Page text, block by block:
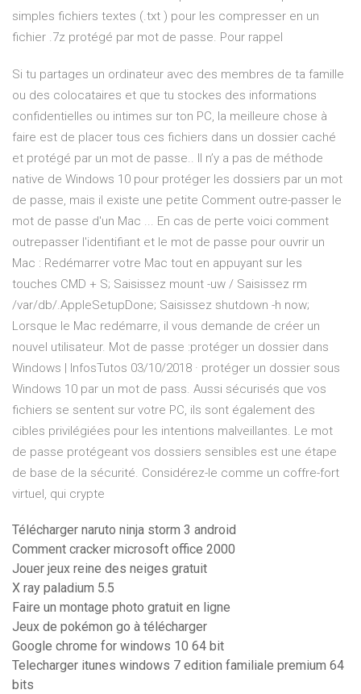
simples fichiers textes (.txt ) pour les compresser en un
fichier .7z protégé par mot de passe. Pour rappel
Si tu partages un ordinateur avec des membres de ta famille
ou des colocataires et que tu stockes des informations
confidentielles ou intimes sur ton PC, la meilleure chose à
faire est de placer tous ces fichiers dans un dossier caché
et protégé par un mot de passe.. Il n’y a pas de méthode
native de Windows 10 pour protéger les dossiers par un mot
de passe, mais il existe une petite Comment outre-passer le
mot de passe d'un Mac ... En cas de perte voici comment
outrepasser l'identifiant et le mot de passe pour ouvrir un
Mac : Redémarrer votre Mac tout en appuyant sur les
touches CMD + S; Saisissez mount -uw / Saisissez rm
/var/db/.AppleSetupDone; Saisissez shutdown -h now;
Lorsque le Mac redémarre, il vous demande de créer un
nouvel utilisateur. Mot de passe :protéger un dossier dans
Windows | InfosTutos 03/10/2018 · protéger un dossier sous
Windows 10 par un mot de pass. Aussi sécurisés que vos
fichiers se sentent sur votre PC, ils sont également des
cibles privilégiées pour les intentions malveillantes. Le mot
de passe protégeant vos dossiers sensibles est une étape
de base de la sécurité. Considérez-le comme un coffre-fort
virtuel, qui crypte
Télécharger naruto ninja storm 3 android
Comment cracker microsoft office 2000
Jouer jeux reine des neiges gratuit
X ray paladium 5.5
Faire un montage photo gratuit en ligne
Jeux de pokémon go à télécharger
Google chrome for windows 10 64 bit
Telecharger itunes windows 7 edition familiale premium 64
bits